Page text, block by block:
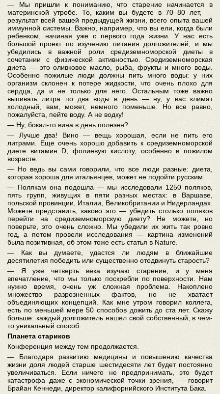
— Мы пришли к пониманию, что старение начинается в
материнской утробе. То, каким вы будете в 70–80 лет, —
результат всей вашей предыдущей жизни, всего опыта вашей
иммунной системы. Важно, например, что вы ели, когда были
ребенком, начиная уже с первого года жизни. У нас есть
большой проект по изучению питания долгожителей, и мы
убедились в важной роли средиземноморской диеты в
сочетании с физической активностью. Средиземноморская
диета — это оливковое масло, рыба, фрукты и много воды.
Особенно пожилые люди должны пить много воды: у них
организм склонен к потере жидкости, что очень плохо для
сердца, да и не только для него. Остальным тоже важно
выпивать литра по два воды в день — ну, у вас климат
холодный, вам, может, немного поменьше. Но все равно,
пожалуйста, пейте воду. А не водку!
— Ну, бокал-то вина в день полезен?
— Лучше два! Вино — вещь хорошая, если не пить его
литрами. Еще очень хорошо добавить к средиземноморской
диете витамин D, фолиевую кислоту, особенно в пожилом
возрасте.
— Но ведь вы сами говорили, что все люди разные: диета,
которая хороша для итальянцев, может не подойти русским.
— Полякам она подошла — мы исследовали 1250 поляков,
пять групп, живущих в пяти разных местах: в Варшаве,
польской провинции, Италии, Великобритании и Нидерландах.
Можете представить, каково это — убедить столько поляков
перейти на средиземноморскую диету? Не можете, но
поверьте, это очень сложно. Мы убедили их жить так ровно
год, а потом провели исследования — картина изменений
была позитивная, об этом тоже есть статья в Nature.
— Как вы думаете, удастся ли людям в ближайшие
десятилетия победить или существенно отодвинуть старость?
— Я уже четверть века изучаю старение, и у меня
впечатление, что мы только поскребли по поверхности. Нам
нужно время, очень уж сложная проблема. Накоплено
множество разрозненных фактов, но не хватает
объединяющих концепций. Как мне утром говорил коллега,
есть по меньшей мере 50 способов дожить до ста лет. Скажу
больше: каждый долгожитель нашел свой собственный, в чем-
то уникальный способ.
Планета стариков
Конференция между тем продолжается.
— Благодаря развитию медицины и повышению качества
жизни доля людей старше шестидесяти лет будет постоянно
увеличиваться. Если ничего не предпринимать, это будет
катастрофа даже с экономической точки зрения, — говорит
Брайан Кеннеди, директор калифорнийского Института Бака.